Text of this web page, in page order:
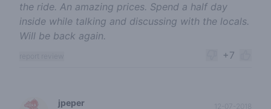
the ride. An amazing prices. Spend a half day
inside while talking and discussing with the locals.
Will be back again.
+7
jpeper